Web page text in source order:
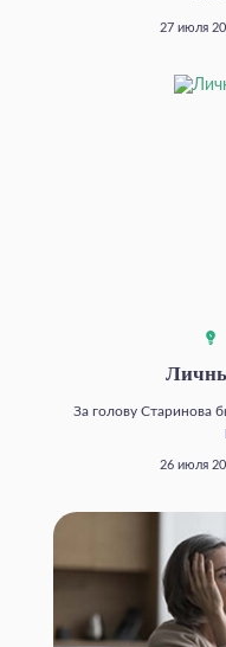
27 июля
За голову Старинова
26 июля